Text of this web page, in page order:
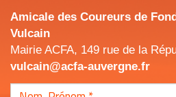
Amicale des Coureurs de
Vulcain
Mairie ACFA, 149 rue de la
vulcain@acfa-auvergne.fr